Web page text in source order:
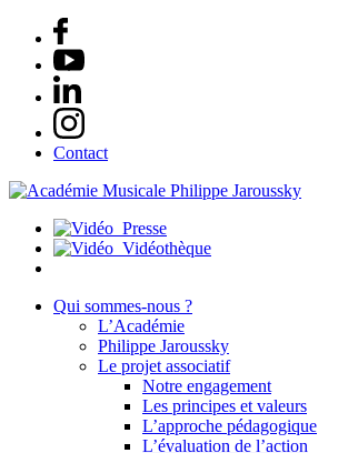
Contact
Presse
Vidéothèque
Qui sommes-nous ?
L’Académie
Philippe Jaroussky
Le projet associatif
Notre engagement
Les principes et valeurs
L’approche pédagogique
L’évaluation de l’action